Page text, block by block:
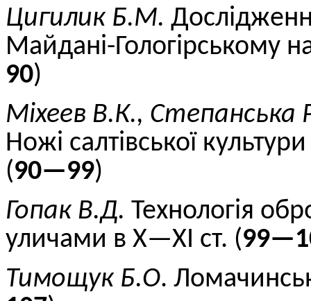
Цигилик Б.М.
Майдані-Гологірському
90)
Міхеев В.К., Степанська
Ножі салтівської
(90—99)
Гопак В.Д. Технологія
уличами в X—XI ст. (
Тимощук Б.О.